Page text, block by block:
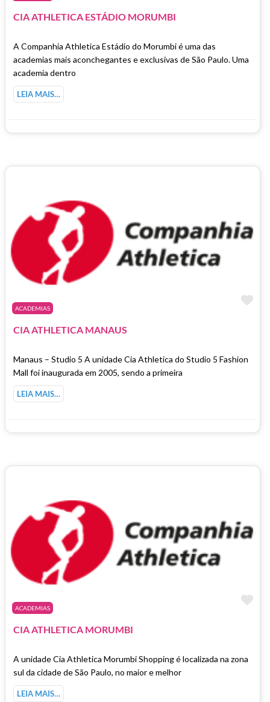
CIA ATHLETICA ESTÁDIO MORUMBI
A Companhia Athletica Estádio do Morumbi é uma das
academias mais aconchegantes e exclusivas de São Paulo. Uma
academia dentro
LEIA MAIS…
ACADEMIAS
CIA ATHLETICA MANAUS
Manaus – Studio 5 A unidade Cia Athletica do Studio 5 Fashion
Mall foi inaugurada em 2005, sendo a primeira
LEIA MAIS…
ACADEMIAS
CIA ATHLETICA MORUMBI
A unidade Cia Athletica Morumbi Shopping é localizada na zona
sul da cidade de São Paulo, no maior e melhor
LEIA MAIS…